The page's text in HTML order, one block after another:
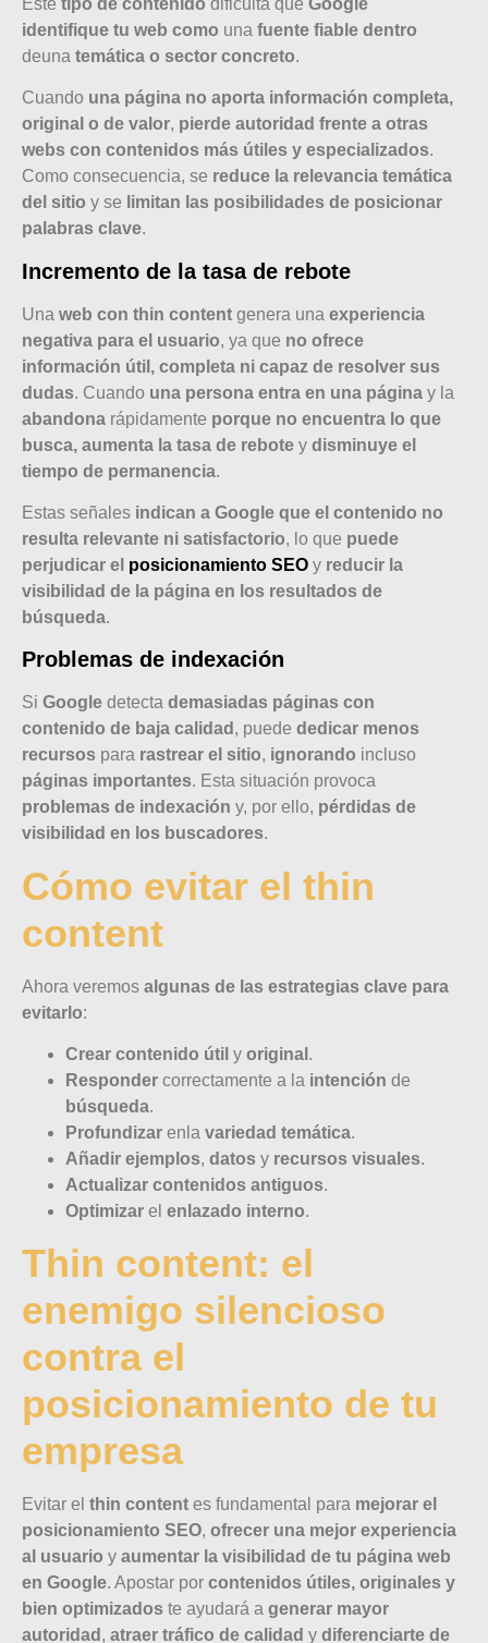
identifique tu web como una fuente fiable dentro
deuna temática o sector concreto.
Cuando una página no aporta información completa,
original o de valor, pierde autoridad frente a otras
webs con contenidos más útiles y especializados.
Como consecuencia, se reduce la relevancia temática
del sitio y se limitan las posibilidades de posicionar
palabras clave.
Incremento de la tasa de rebote
Una web con thin content genera una experiencia
negativa para el usuario, ya que no ofrece
información útil, completa ni capaz de resolver sus
dudas. Cuando una persona entra en una página y la
abandona rápidamente porque no encuentra lo que
busca, aumenta la tasa de rebote y disminuye el
tiempo de permanencia.
Estas señales indican a Google que el contenido no
resulta relevante ni satisfactorio, lo que puede
perjudicar el posicionamiento SEO y reducir la
visibilidad de la página en los resultados de
búsqueda.
Problemas de indexación
Si Google detecta demasiadas páginas con
contenido de baja calidad , puede dedicar menos
recursos para rastrear el sitio, ignorando incluso
páginas importantes. Esta situación provoca
problemas de indexación y, por ello, pérdidas de
visibilidad en los buscadores.
Cómo evitar el thin
content
Ahora veremos algunas de las estrategias clave para
evitarlo:
Crear contenido útil y original .
Responder correctamente a la intención de
búsqueda.
Profundizar enla variedad temática.
Añadir ejemplos, datos y recursos visuales.
Actualizar contenidos antiguos.
Optimizar el enlazado interno.
Thin content: el
enemigo silencioso
contra el
posicionamiento de tu
empresa
Evitar el thin content es fundamental para mejorar el
posicionamiento SEO, ofrecer una mejor experiencia
al usuario y aumentar la visibilidad de tu página web
en Google. Apostar por contenidos útiles, originales y
bien optimizados te ayudará a generar mayor
autoridad , atraer tráfico de calidad y diferenciarte de